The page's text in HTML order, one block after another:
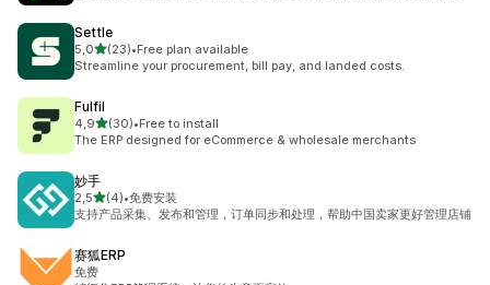
Settle
5,0de 5 estrelas
(23)
23 total de avaliações
•Free plan available
Streamline your procurement, bill pay, and landed costs.
Fulfil
4,9de 5 estrelas
(30)
30 total de avaliações
•Free to install
The ERP designed for eCommerce & wholesale merchants
妙手
2,5de 5 estrelas
(4)
4 total de avaliações
•免费安装
支持产品采集、发布和管理，订单同步和处理，帮助中国卖家更好管理店铺
赛狐ERP
免费